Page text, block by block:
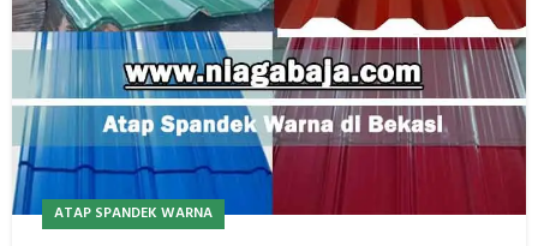
ATAP SPANDEK WARNA